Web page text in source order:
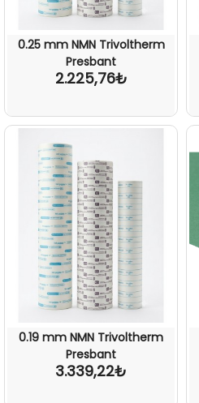
0.25 mm NMN Trivoltherm
Presbant
2.225,76₺
0.19 mm NMN Trivoltherm
Presbant
3.339,22₺